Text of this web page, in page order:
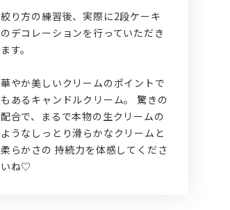
絞り方の練習後、実際に2段ケーキ
のデコレーションを行っていただき
ます。
華やか美しいクリームのポイントで
もあるキャンドルクリーム。 驚きの
配合で、まるで本物の生クリームの
ようなしっとり滑らかなクリームと
柔らかさの 持続力を体感してくださ
いね♡